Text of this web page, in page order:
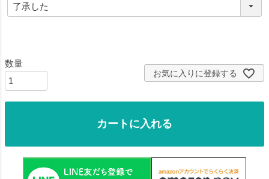
お気に入りに登録する
カートに入れる